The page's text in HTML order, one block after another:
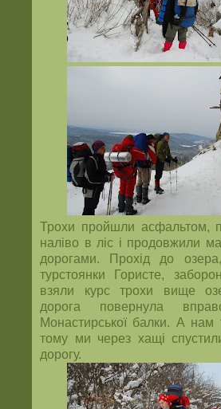
Трохи пройшли асфальтом,
наліво в ліс і продовжили
дорогами. Прохід до
турстоянки Гористе,
взяли курс трохи вище
дорога повернула
Монастирської балки. А нам
тому ми через хащі
дорогу.